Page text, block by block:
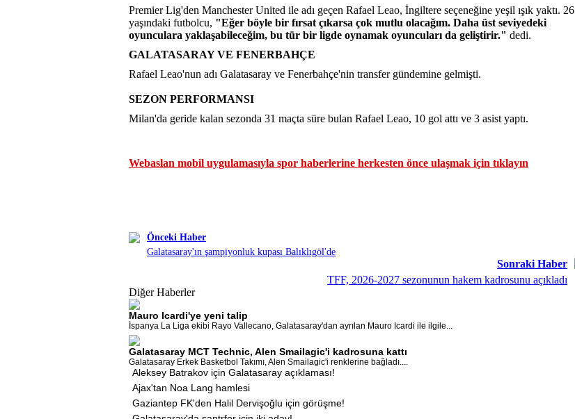
Premier Lig'den Manchester United ile adı geçen Rafael Leao, İngiltere seçeneğine yeşil ışık yaktı. 26
yaşındaki futbolcu, "Eğer böyle bir fırsat çıkarsa çok mutlu olacağım. Daha üst seviyedeki
oyunculara yaklaşabileceğim, bu tür bir ligde oynamak oyuncuları da geliştirir." dedi.
GALATASARAY VE FENERBAHÇE
Rafael Leao'nun adı Galatasaray ve Fenerbahçe'nin transfer gündemine gelmişti.
SEZON PERFORMANSI
Milan'da geride kalan sezonda 31 maçta süre bulan Rafael Leao, 10 gol attı ve 3 asist yaptı.
Webaslan mobil uygulamasıyla spor haberlerine herkesten önce ulaşmak için tıklayın
Önceki Haber
Galatasaray'ın şampiyonluk kupası Balıklıgöl'de
Sonraki Haber
TFF, 2026-2027 sezonunun hakem kadrosunu açıkladı
Diğer Haberler
Mauro Icardi'ye yeni talip
İspanya La Liga ekibi Rayo Vallecano, Galatasaray'dan ayrılan Mauro Icardi ile ilgile...
Galatasaray MCT Technic, Alen Smailagic'i kadrosuna kattı
Galatasaray Erkek Basketbol Takımı, Alen Smailagic'i renklerine bağladı....
Aleksey Batrakov için Galatasaray açıklaması!
Ajax'tan Noa Lang hamlesi
Gaziantep FK'den Halil Dervişoğlu için görüşme!